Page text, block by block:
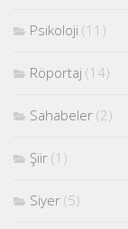
Psikoloji (11)
Röportaj (14)
Sahabeler (2)
Şiir (1)
Siyer (5)